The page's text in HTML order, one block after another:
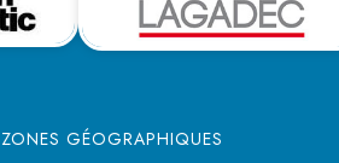
ZONES GÉOGRAPHIQUES